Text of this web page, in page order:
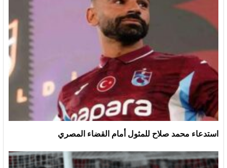
استدعاء محمد صلاح للمثول أمام القضاء المصري